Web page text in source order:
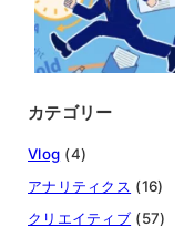
カテゴリー
Vlog (4)
アナリティクス (16)
クリエイティブ (57)